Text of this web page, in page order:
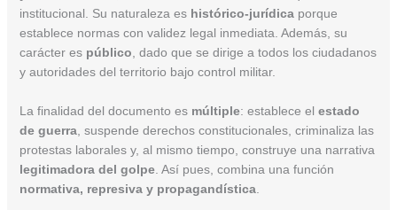
institucional. Su naturaleza es histórico-jurídicaporque
establece normas con validez legal inmediata. Además, su
carácter es público , dado que se dirige a todos los ciudadanos
y autoridades del territorio bajo control militar.
La finalidad del documento es múltiple: establece el estado
de guerra, suspende derechos constitucionales, criminaliza las
protestas laborales y, al mismo tiempo, construye una narrativa
legitimadora del golpe. Así pues, combina una función
normativa, represiva y propagandística.